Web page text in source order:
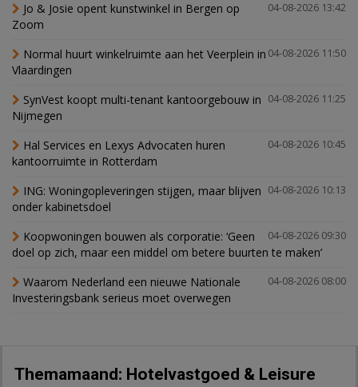
04-08-2026 13:42
Jo & Josie opent kunstwinkel in Bergen op
Zoom
04-08-2026 11:50
Normal huurt winkelruimte aan het Veerplein in
Vlaardingen
04-08-2026 11:25
SynVest koopt multi-tenant kantoorgebouw in
Nijmegen
04-08-2026 10:45
Hal Services en Lexys Advocaten huren
kantoorruimte in Rotterdam
04-08-2026 10:13
ING: Woningopleveringen stijgen, maar blijven
onder kabinetsdoel
04-08-2026 09:30
Koopwoningen bouwen als corporatie: ‘Geen
doel op zich, maar een middel om betere buurten te maken’
04-08-2026 08:00
Waarom Nederland een nieuwe Nationale
Investeringsbank serieus moet overwegen
Themamaand: Hotelvastgoed & Leisure